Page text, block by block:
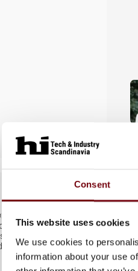
Consent
This website uses cookies
We use cookies to
information about your use
af aluminium i
sig i Europas
indenfor